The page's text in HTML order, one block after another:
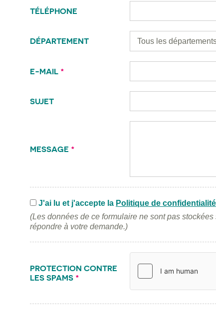
TÉLÉPHONE
DÉPARTEMENT
E-MAIL *
SUJET
MESSAGE *
J'ai lu et j'accepte la Politique de confidentialité
(Les données de ce formulaire ne sont pas
répondre à votre demande.)
PROTECTION CONTRE
LES SPAMS *